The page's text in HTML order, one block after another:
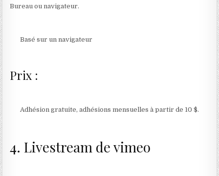
Bureau ou navigateur.
Basé sur un navigateur
Prix :
Adhésion gratuite, adhésions mensuelles à partir de 10 $.
4. Livestream de vimeo